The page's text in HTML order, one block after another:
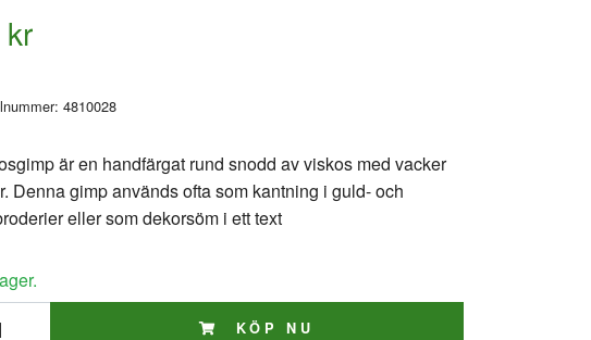
4810028
är en handfärgat rund snodd av viskos med vacker
Denna gimp används ofta som kantning i guld- och
eller som dekorsöm i ett text
KÖP NU